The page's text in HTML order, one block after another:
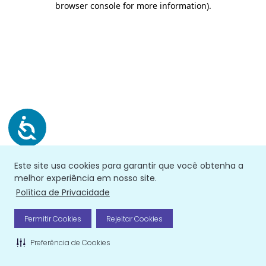
Este site usa cookies para garantir que você obtenha a
melhor experiência em nosso site.
Política de Privacidade
Permitir Cookies Rejeitar Cookies
Preferência de Cookies
browser console for more information).